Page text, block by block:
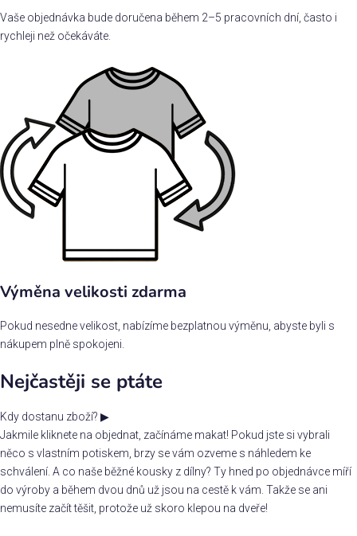
Vaše objednávka bude doručena během 2–5 pracovních dní, často i
rychleji než očekáváte.
Výměna velikosti zdarma
Pokud nesedne velikost, nabízíme bezplatnou výměnu, abyste byli s
nákupem plně spokojeni.
Nejčastěji se ptáte
Kdy dostanu zboží? ▶
Jakmile kliknete na objednat, začínáme makat! Pokud jste si vybrali
něco s vlastním potiskem, brzy se vám ozveme s náhledem ke
schválení. A co naše běžné kousky z dílny? Ty hned po objednávce míří
do výroby a během dvou dnů už jsou na cestě k vám. Takže se ani
nemusíte začít těšit, protože už skoro klepou na dveře!